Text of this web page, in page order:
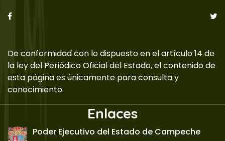
De conformidad con lo dispuesto en el artículo 14 de
la ley del Periódico Oficial del Estado, el contenido de
esta página es únicamente para consulta y
conocimiento.
Enlaces
Poder Ejecutivo del Estado de Campeche